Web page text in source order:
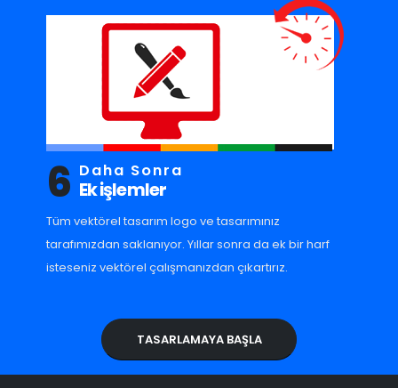
6 Daha Sonra
Ek işlemler
Tüm vektörel tasarım logo ve tasarımınız
tarafımızdan saklanıyor. Yıllar sonra da ek bir harf
isteseniz vektörel çalışmanızdan çıkartırız.
TASARLAMAYA BAŞLA